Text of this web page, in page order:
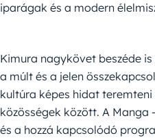
iparágak és a modern
Kimura nagykövet beszéde
a múlt és a jelen
kultúra képes hidat
közösségek között. A Manga
és a hozzá kapcsolódó